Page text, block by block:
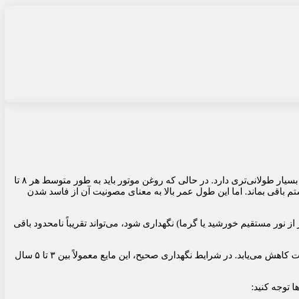
، مایع خنک‌کننده یا همان کولانت (ضد یخ/ضد جوش) درون رادیاتور خودرو، بر خلاف روغن موتور، عمر مفید بسیار طولانی‌تری دارد. در حالی که روغن موتور باید به طور متوسط هر ۸ تا
به نوع آن، بین ۵۰ تا ۱۶۰ هزار کیلومتر یا حتی بیشتر در سیستم باقی بماند. اما این طول عمر بالا به معنای مصونیت آن از فاسد شدن
مستقیم خورشید یا گرما) نگهداری شود، می‌تواند تقریباً نامحدود باقی
ماندگاری پس از باز شدن: پس از باز کردن درپوش بطری، در اثر قرار گرفتن در معرض هوا و آلودگی‌های محیطی، عمر مفید کولانت کاهش می‌یابد. در شرایط نگهداری صحیح، این مایع معمولاً بین ۳ تا ۵ سال
توجه کنید: